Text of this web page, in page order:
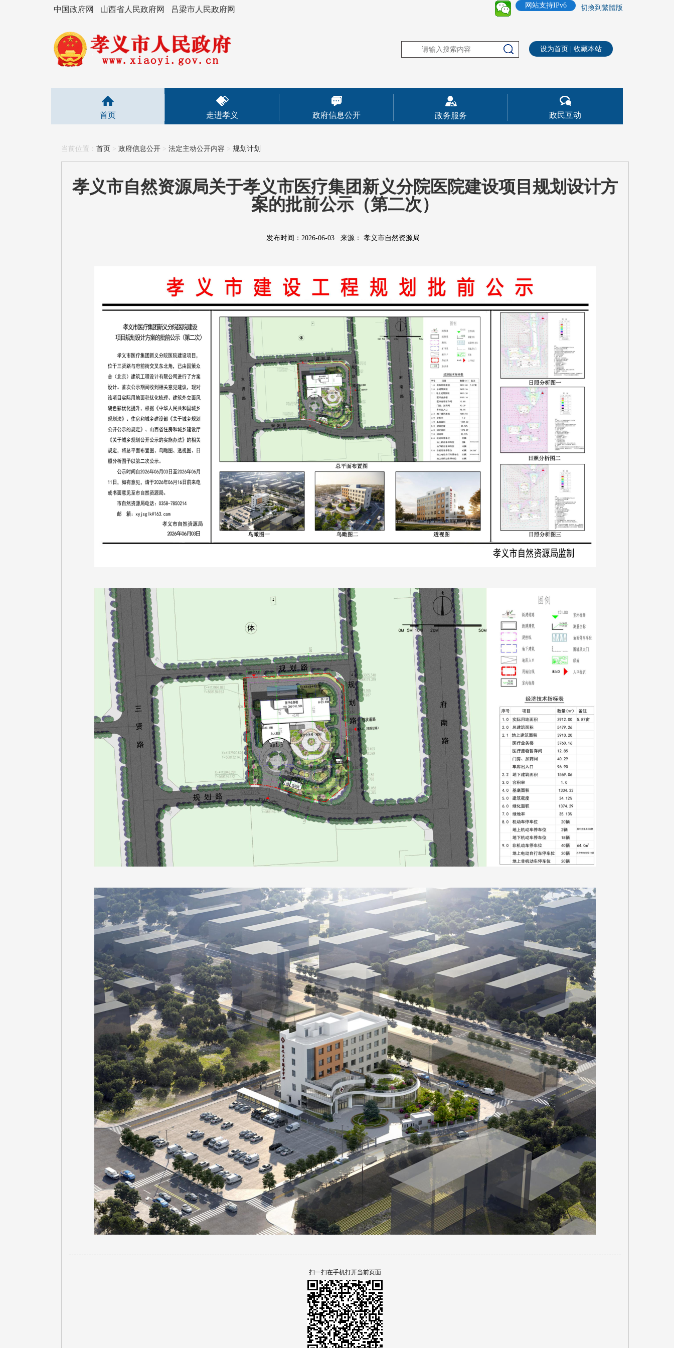
中国政府网 山西省人民政府网 吕梁市人民政府网 切換到繁體版
网站支持IPv6
设为首页 收藏本站
首页 走进孝义 政府信息公开 政务服务 政民互动
当前位置： 首页 > 政府信息公开 > 法定主动公开内容 > 规划计划
孝义市自然资源局关于孝义市医疗集团新义分院医院建设项目规划设计方
案的批前公示（第二次）
发布时间：2026-06-03 来源： 孝义市自然资源局
扫一扫在手机打开当前页面